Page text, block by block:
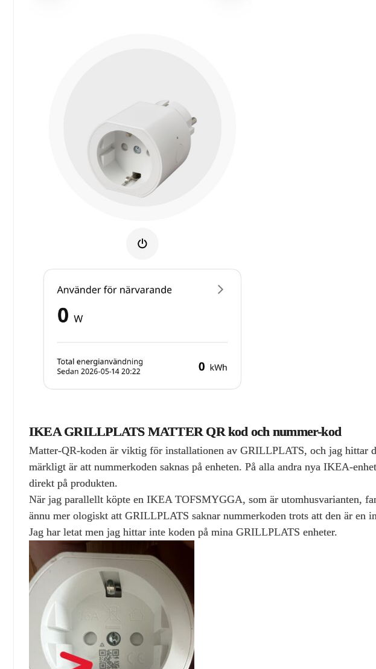
IKEA GRILLPLATS MATTER QR kod och nummer-kod
Matter‑QR‑koden är viktig för installationen av GRILLPLATS, och jag hittar
märkligt är att nummerkoden saknas på enheten. På alla andra nya
direkt på produkten.
När jag parallellt köpte en IKEA TOFSMYGGA, som är utomhusvarianten,
ännu mer ologiskt att GRILLPLATS saknar nummerkoden trots att den är en
Jag har letat men jag hittar inte koden på mina GRILLPLATS enheter.